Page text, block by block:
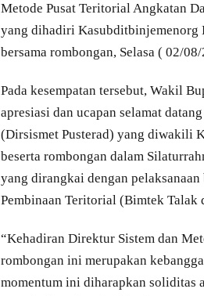
Metode Pusat Teritorial Angkatan
yang dihadiri Kasubditbinjemenorg
bersama rombongan, Selasa ( 02/
Pada kesempatan tersebut, Wakil
apresiasi dan ucapan selamat
(Dirsismet Pusterad) yang diwakili
beserta rombongan dalam
yang dirangkai dengan
Pembinaan Teritorial (Bimtek Talak
“Kehadiran Direktur Sistem dan
rombongan ini merupakan
momentum ini diharapkan soliditas